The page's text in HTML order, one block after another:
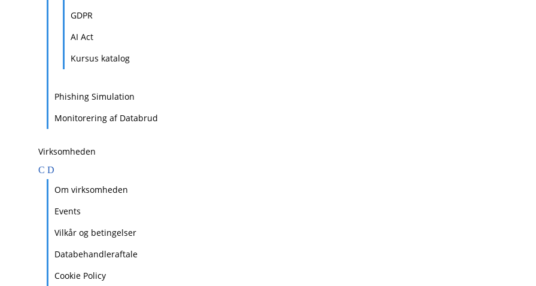
GDPR
AI Act
Kursus katalog
Phishing Simulation
Monitorering af Databrud
Virksomheden
Om virksomheden
Events
Vilkår og betingelser
Databehandleraftale
Cookie Policy